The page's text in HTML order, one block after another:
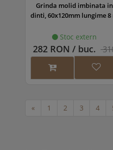
Grinda molid imbinata in
dinti, 60x120mm lungime 8
Stoc extern
282 RON / buc.
« 1 2 3 4